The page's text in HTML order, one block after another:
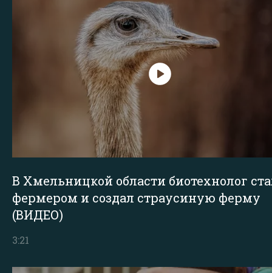
В Хмельницкой области биотехнолог
фермером и создал страусиную ферму
(ВИДЕО)
3:21